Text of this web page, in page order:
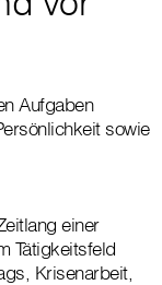
Aufgaben
sowie
einer
Tätigkeitsfeld
Krisenarbeit,